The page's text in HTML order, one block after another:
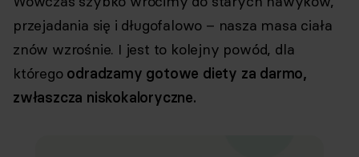
przejadania się i długofalowo – nasza masa ciała
znów wzrośnie. I jest to kolejny powód, dla
którego odradzamy gotowe diety za darmo,
zwłaszcza niskokaloryczne.